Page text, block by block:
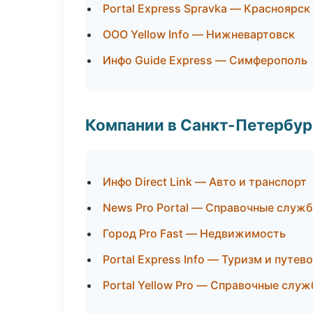
Portal Express Spravka — Красноярск
ООО Yellow Info — Нижневартовск
Инфо Guide Express — Симферополь
Компании в Санкт-
Инфо Direct Link — Авто и транспорт
News Pro Portal — Справочные
Город Pro Fast — Недвижимость
Portal Express Info — Туризм и
Portal Yellow Pro — Справочные